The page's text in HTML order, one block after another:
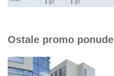
Ostale promo ponude